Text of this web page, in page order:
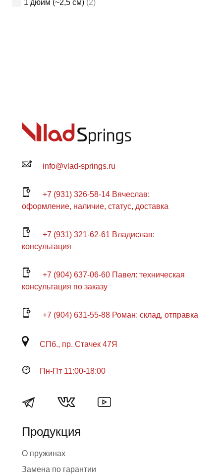
1 дюйм (~2,5 см) (2)
info@vlad-springs.ru
+7 (931) 326-58-14 Вячеслав:
оформление, наличие, статус, доставка
+7 (931) 321-62-61 Владислав:
консультация
+7 (904) 637-06-60 Павел: техническая
консультация по заказу
+7 (904) 631-55-88 Роман: склад, отправка
СПб., пр. Стачек 47Я
Пн-Пт 11:00-18:00
Продукция
О пружинах
Замена по гарантии